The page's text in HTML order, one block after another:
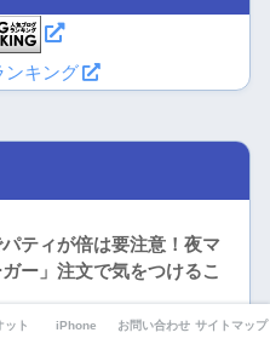
ンキング
ティが倍は要注意！夜マ
ー」注文で気をつけるこ
ット iPhone お問い合わせ サイトマップ